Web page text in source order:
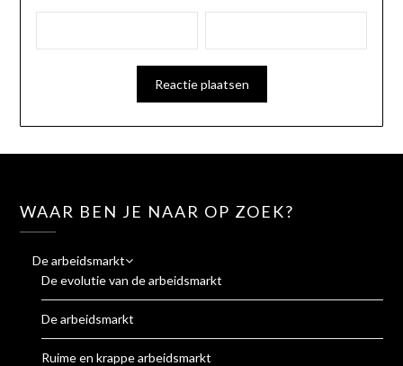
WAAR BEN JE NAAR OP ZOEK?
De arbeidsmarkt
De evolutie van de arbeidsmarkt
De arbeidsmarkt
Ruime en krappe arbeidsmarkt